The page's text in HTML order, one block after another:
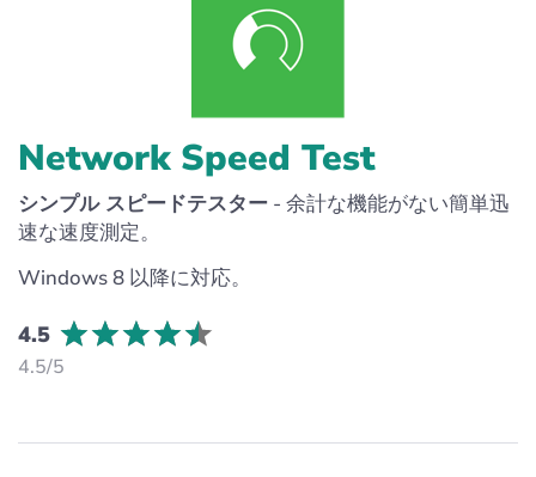
Network Speed Test
シンプル スピードテスター - 余計な機能がない簡単迅
速な速度測定。
Windows 8 以降に対応。
4.5
4.5/5